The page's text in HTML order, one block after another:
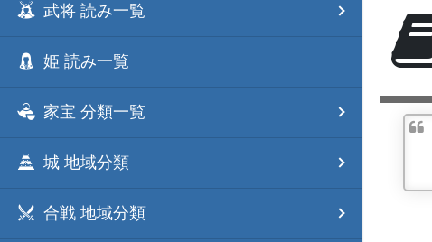
武将 読み一覧
姫 読み一覧
家宝 分類一覧
城 地域分類
合戦 地域分類